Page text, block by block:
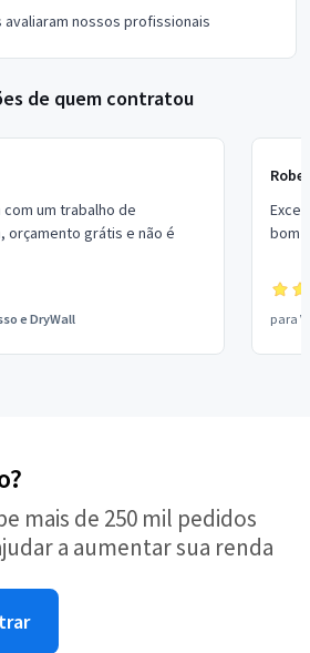
nossos profissionais
de quem contratou
um trabalho de
orçamento grátis e não é
e DryWall
bom
para
mais de 250 mil pedidos
a aumentar sua renda